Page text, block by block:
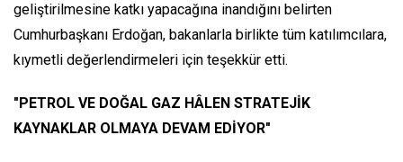
geliştirilmesine katkı yapacağına inandığını belirten
Cumhurbaşkanı Erdoğan, bakanlarla birlikte tüm katılımcılara,
kıymetli değerlendirmeleri için teşekkür etti.
"PETROL VE DOĞAL GAZ HÂLEN STRATEJİK
KAYNAKLAR OLMAYA DEVAM EDİYOR"